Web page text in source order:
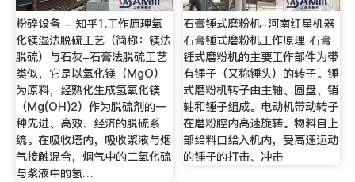
粉碎设备 - 知乎1.工作原理氧
化镁湿法脱硫工艺（简称：镁法
脱硫）与石灰-石膏法脱硫工艺
类似，它是以氧化镁（MgO）
为原料，经熟化生成氢氧化镁
（Mg(OH)2）作为脱硫剂的一
种先进、高效、经济的脱硫系
统。在吸收塔内，吸收浆液与烟
气接触混合，烟气中的二氧化硫
与浆液中的氢…
石膏锤式磨粉机-河南红星机器
石膏锤式磨粉机工作原理 石膏
锤式磨粉机的主要工作部件为带
有锤子（又称锤头）的转子。锤
式磨粉机转子由主轴、圆盘、销
轴和锤子组成。电动机带动转子
在磨粉腔内高速旋转。物料自上
部给料口给入机内，受高速运动
的锤子的打击、冲击